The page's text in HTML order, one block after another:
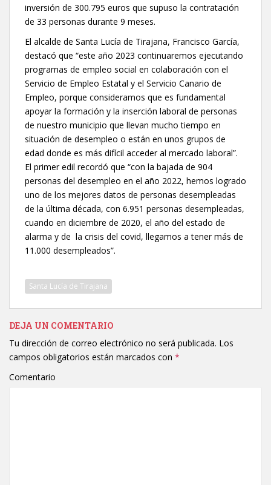
inversión de 300.795 euros que supuso la contratación
de 33 personas durante 9 meses.
El alcalde de Santa Lucía de Tirajana, Francisco García,
destacó que “este año 2023 continuaremos ejecutando
programas de empleo social en colaboración con el
Servicio de Empleo Estatal y el Servicio Canario de
Empleo, porque consideramos que es fundamental
apoyar la formación y la inserción laboral de personas
de nuestro municipio que llevan mucho tiempo en
situación de desempleo o están en unos grupos de
edad donde es más difícil acceder al mercado laboral”.
El primer edil recordó que “con la bajada de 904
personas del desempleo en el año 2022, hemos logrado
uno de los mejores datos de personas desempleadas
de la última década, con 6.951 personas desempleadas,
cuando en diciembre de 2020, el año del estado de
alarma y de la crisis del covid, llegamos a tener más de
11.000 desempleados”.
Santa Lucía de Tirajana
DEJA UN COMENTARIO
Tu dirección de correo electrónico no será publicada. Los
campos obligatorios están marcados con *
Comentario